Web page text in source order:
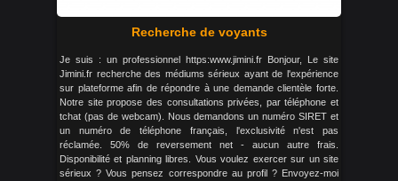
Recherche de voyants
Je suis : un professionnel https:www.jimini.fr Bonjour, Le site
Jimini.fr recherche des médiums sérieux ayant de l'expérience
sur plateforme afin de répondre à une demande clientèle forte.
Notre site propose des consultations privées, par téléphone et
tchat (pas de webcam). Nous demandons un numéro SIRET et
un numéro de téléphone français, l'exclusivité n'est pas
réclamée. 50% de reversement net - aucun autre frais.
Disponibilité et planning libres. Vous voulez exercer sur un site
sérieux ? Vous pensez correspondre au profil ? Envoyez-moi